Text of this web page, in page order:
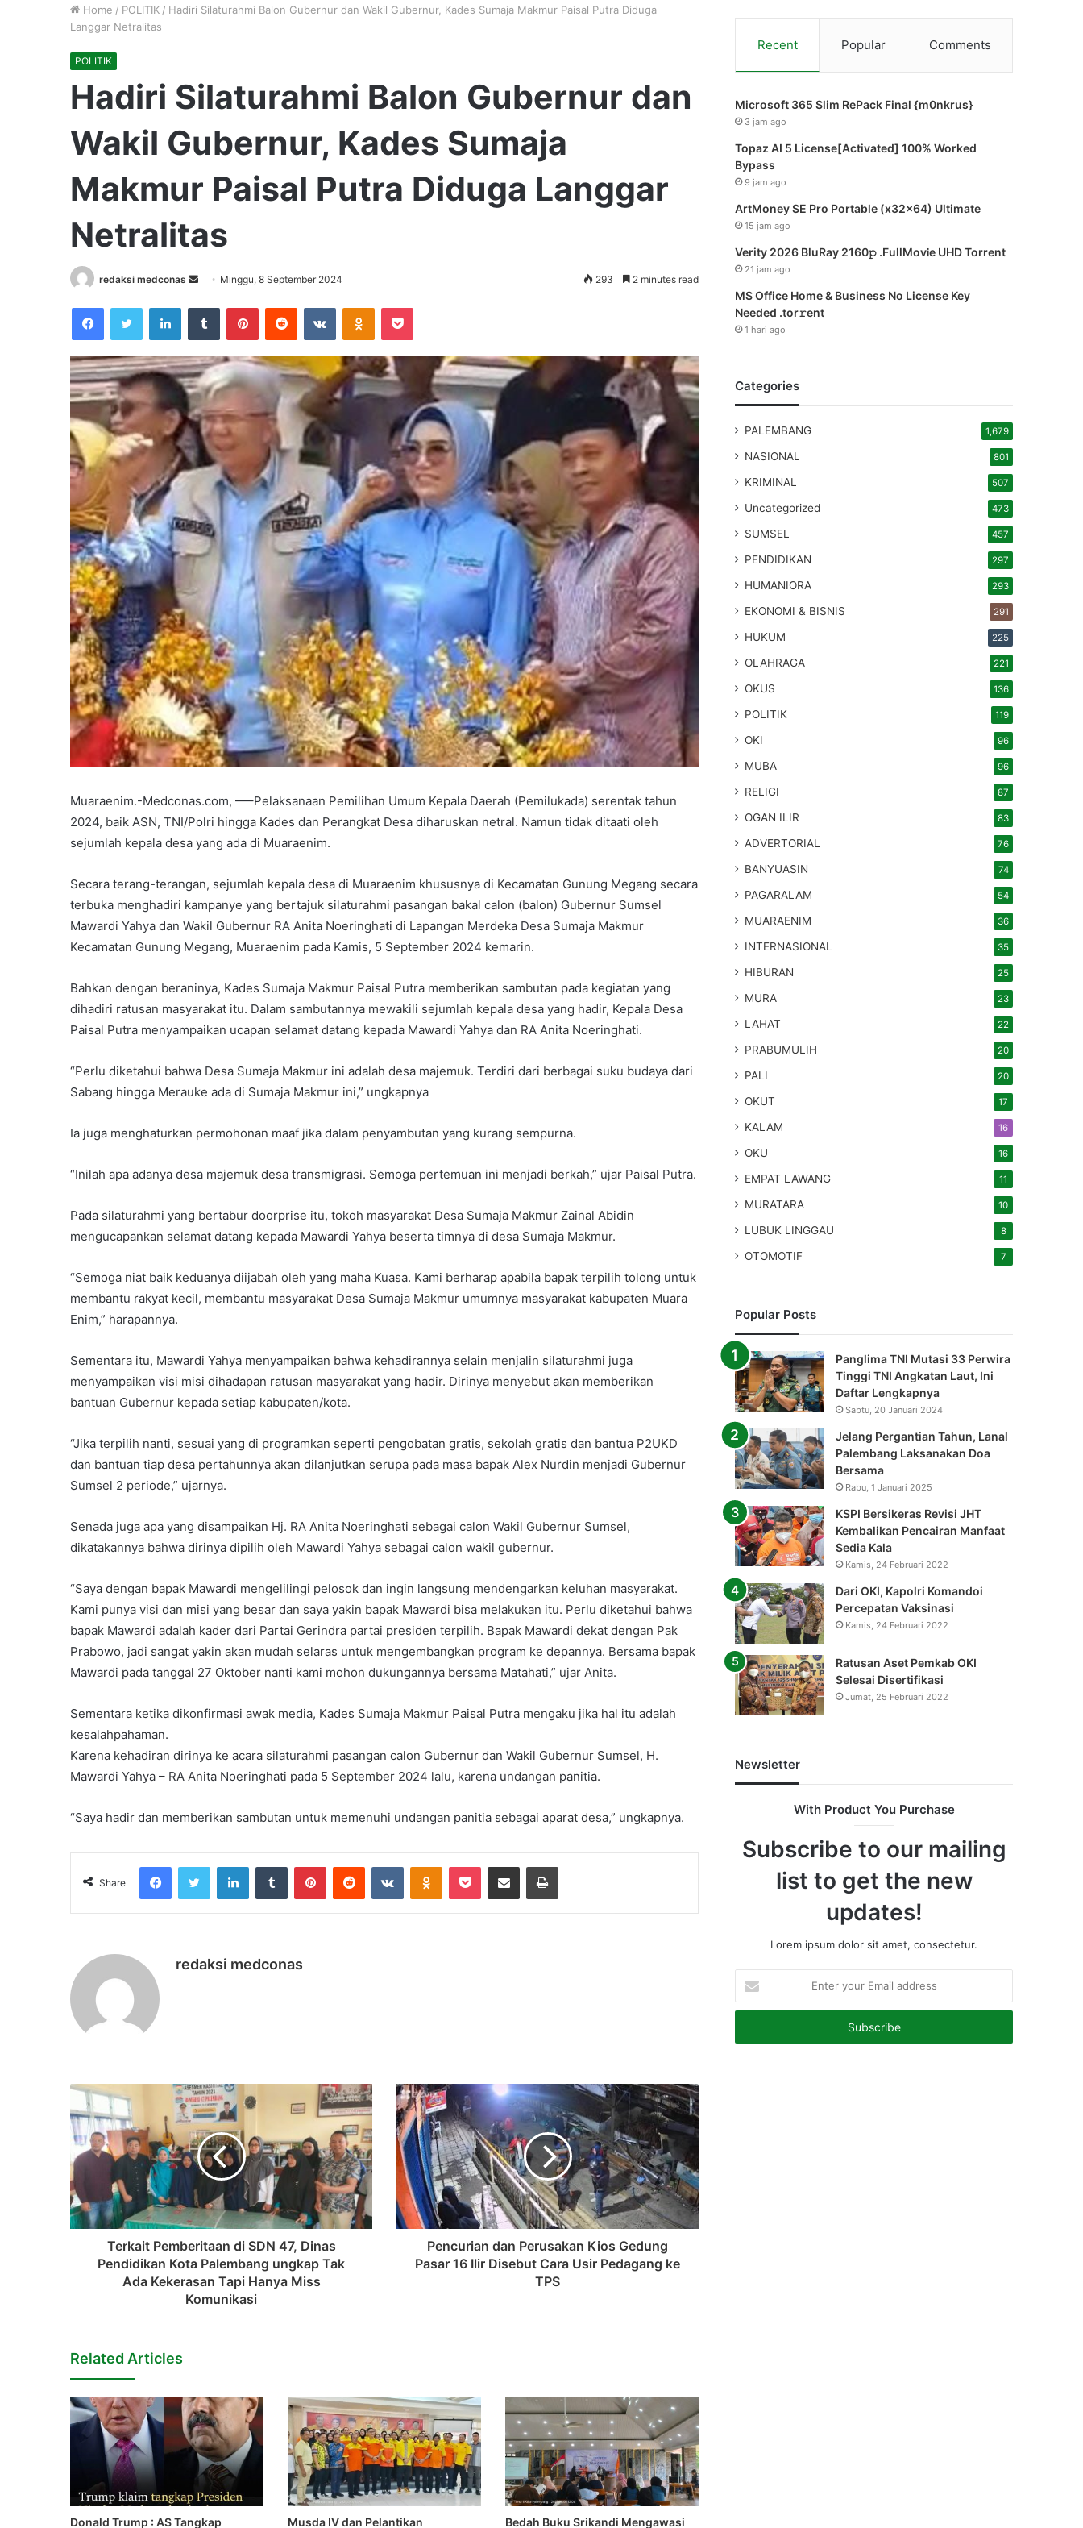
Home / POLITIK / Hadiri Silaturahmi Balon Gubernur dan Wakil Gubernur, Kades Sumaja Makmur Paisal Putra Diduga
Langgar Netralitas
POLITIK
Hadiri Silaturahmi Balon Gubernur dan
Wakil Gubernur, Kades Sumaja
Makmur Paisal Putra Diduga Langgar
Netralitas
redaksi medconas
Send
email
Minggu, 8 September 2024 293 2 minutes read
FacebookTwitter LinkedInTumblr PinterestReddit VKontakteOdnoklassniki
Pocket
Muaraenim.-Medconas.com, —–Pelaksanaan Pemilihan Umum Kepala Daerah (Pemilukada) serentak tahun
2024, baik ASN, TNI/Polri hingga Kades dan Perangkat Desa diharuskan netral. Namun tidak ditaati oleh
sejumlah kepala desa yang ada di Muaraenim.
Secara terang-terangan, sejumlah kepala desa di Muaraenim khususnya di Kecamatan Gunung Megang secara
terbuka menghadiri kampanye yang bertajuk silaturahmi pasangan bakal calon (balon) Gubernur Sumsel
Mawardi Yahya dan Wakil Gubernur RA Anita Noeringhati di Lapangan Merdeka Desa Sumaja Makmur
Kecamatan Gunung Megang, Muaraenim pada Kamis, 5 September 2024 kemarin.
Bahkan dengan beraninya, Kades Sumaja Makmur Paisal Putra memberikan sambutan pada kegiatan yang
dihadiri ratusan masyarakat itu. Dalam sambutannya mewakili sejumlah kepala desa yang hadir, Kepala Desa
Paisal Putra menyampaikan ucapan selamat datang kepada Mawardi Yahya dan RA Anita Noeringhati.
“Perlu diketahui bahwa Desa Sumaja Makmur ini adalah desa majemuk. Terdiri dari berbagai suku budaya dari
Sabang hingga Merauke ada di Sumaja Makmur ini,” ungkapnya
Ia juga menghaturkan permohonan maaf jika dalam penyambutan yang kurang sempurna.
“Inilah apa adanya desa majemuk desa transmigrasi. Semoga pertemuan ini menjadi berkah,” ujar Paisal Putra.
Pada silaturahmi yang bertabur doorprise itu, tokoh masyarakat Desa Sumaja Makmur Zainal Abidin
mengucapankan selamat datang kepada Mawardi Yahya beserta timnya di desa Sumaja Makmur.
“Semoga niat baik keduanya diijabah oleh yang maha Kuasa. Kami berharap apabila bapak terpilih tolong untuk
membantu rakyat kecil, membantu masyarakat Desa Sumaja Makmur umumnya masyarakat kabupaten Muara
Enim,” harapannya.
Sementara itu, Mawardi Yahya menyampaikan bahwa kehadirannya selain menjalin silaturahmi juga
menyampaikan visi misi dihadapan ratusan masyarakat yang hadir. Dirinya menyebut akan memberikan
bantuan Gubernur kepada setiap kabupaten/kota.
“Jika terpilih nanti, sesuai yang di programkan seperti pengobatan gratis, sekolah gratis dan bantua P2UKD
dan bantuan tiap desa pertahunnya akan dilanjutkan serupa pada masa bapak Alex Nurdin menjadi Gubernur
Sumsel 2 periode,” ujarnya.
Senada juga apa yang disampaikan Hj. RA Anita Noeringhati sebagai calon Wakil Gubernur Sumsel,
dikatakannya bahwa dirinya dipilih oleh Mawardi Yahya sebagai calon wakil gubernur.
“Saya dengan bapak Mawardi mengelilingi pelosok dan ingin langsung mendengarkan keluhan masyarakat.
Kami punya visi dan misi yang besar dan saya yakin bapak Mawardi bisa melakukan itu. Perlu diketahui bahwa
bapak Mawardi adalah kader dari Partai Gerindra partai presiden terpilih. Bapak Mawardi dekat dengan Pak
Prabowo, jadi sangat yakin akan mudah selaras untuk mengembangkan program ke depannya. Bersama bapak
Mawardi pada tanggal 27 Oktober nanti kami mohon dukungannya bersama Matahati,” ujar Anita.
Sementara ketika dikonfirmasi awak media, Kades Sumaja Makmur Paisal Putra mengaku jika hal itu adalah
kesalahpahaman.
Karena kehadiran dirinya ke acara silaturahmi pasangan calon Gubernur dan Wakil Gubernur Sumsel, H.
Mawardi Yahya – RA Anita Noeringhati pada 5 September 2024 lalu, karena undangan panitia.
“Saya hadir dan memberikan sambutan untuk memenuhi undangan panitia sebagai aparat desa,” ungkapnya.
Share
FacebookTwitter LinkedInTumblr PinterestReddit VKontakteOdnoklassniki
Pocket Share via Email Print
redaksi medconas
Terkait Pemberitaan di SDN 47, Dinas
Pendidikan Kota Palembang ungkap Tak
Ada Kekerasan Tapi Hanya Miss
Komunikasi
Pencurian dan Perusakan Kios Gedung
Pasar 16 Ilir Disebut Cara Usir Pedagang ke
TPS
Related Articles
Donald Trump : AS Tangkap Musda IV dan Pelantikan Bedah Buku Srikandi Mengawasi
Recent Popular Comments
Microsoft 365 Slim RePack Final {m0nkrus}
3 jam ago
Topaz AI 5 License[Activated] 100% Worked
Bypass
9 jam ago
ArtMoney SE Pro Portable (x32x64) Ultimate
15 jam ago
Verity 2026 BluRay 2160𝚙 .FullMov𝗂e UHD Torrent
21 jam ago
MS Office Home & Business No License Key
Needed .tоr𝚛еnt
1 hari ago
Categories
PALEMBANG 1,679
NASIONAL 801
KRIMINAL 507
Uncategorized 473
SUMSEL 457
PENDIDIKAN 297
HUMANIORA 293
EKONOMI & BISNIS 291
HUKUM 225
OLAHRAGA 221
OKUS 136
POLITIK 119
OKI 96
MUBA 96
RELIGI 87
OGAN ILIR 83
ADVERTORIAL 76
BANYUASIN 74
PAGARALAM 54
MUARAENIM 36
INTERNASIONAL 35
HIBURAN 25
MURA 23
LAHAT 22
PRABUMULIH 20
PALI 20
OKUT 17
KALAM 16
OKU 16
EMPAT LAWANG 11
MURATARA 10
LUBUK LINGGAU 8
OTOMOTIF 7
Popular Posts
Panglima TNI Mutasi 33 Perwira
Tinggi TNI Angkatan Laut, Ini
Daftar Lengkapnya
Sabtu, 20 Januari 2024
Jelang Pergantian Tahun, Lanal
Palembang Laksanakan Doa
Bersama
Rabu, 1 Januari 2025
KSPI Bersikeras Revisi JHT
Kembalikan Pencairan Manfaat
Sedia Kala
Kamis, 24 Februari 2022
Dari OKI, Kapolri Komandoi
Percepatan Vaksinasi
Kamis, 24 Februari 2022
Ratusan Aset Pemkab OKI
Selesai Disertifikasi
Jumat, 25 Februari 2022
Newsletter
With Product You Purchase
Subscribe to our mailing
list to get the new
updates!
Lorem ipsum dolor sit amet, consectetur.
your
Email